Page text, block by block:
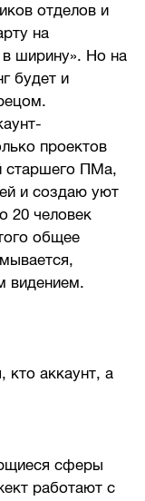
отделов и
на
в ширину». Но на
будет и
проектов
старшего ПМа,
и создаю уют
20 человек
общее
видением.
кто аккаунт, а
сферы
работают с